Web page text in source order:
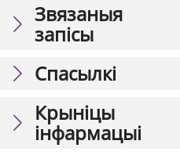
Звязаныя
запісы
Спасылкі
Крыніцы
інфармацыі